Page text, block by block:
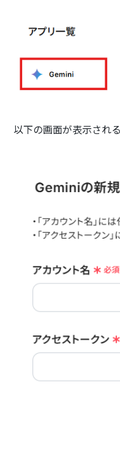
以下の画面が表示され